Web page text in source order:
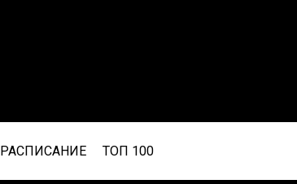
РАСПИСАНИЕ ТОП 100